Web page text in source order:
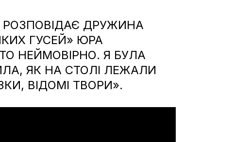
РОЗПОВІДАЄ ДРУЖИНА
ГУСЕЙ» ЮРА
НЕЙМОВІРНО. Я БУЛА
ЯК НА СТОЛІ ЛЕЖАЛИ
ВІДОМІ ТВОРИ».